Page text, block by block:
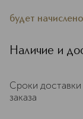
будет начислено
Наличие и
Сроки
заказа